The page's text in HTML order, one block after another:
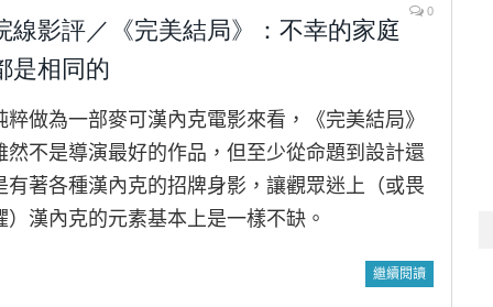
0
線影評／《完美結局》：不幸的家庭
是相同的
粹做為一部麥可漢內克電影來看，《完美結局》
然不是導演最好的作品，但至少從命題到設計還
有著各種漢內克的招牌身影，讓觀眾迷上（或畏
）漢內克的元素基本上是一樣不缺。
繼續閱讀